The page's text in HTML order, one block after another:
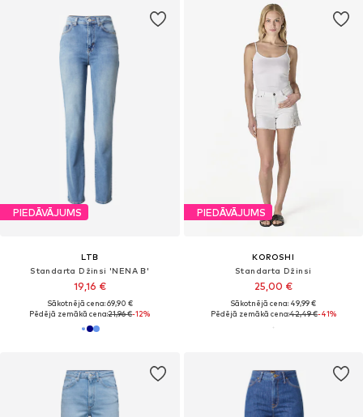
PIEDĀVĀJUMS
LTB
Standarta Džinsi 'NENA B'
19,16 €
Sākotnējā cena: 69,90 €
Pēdējā zemākā cena:21,96 €-12%
PIEDĀVĀJUMS
KOROSHI
Standarta Džinsi
25,00 €
Sākotnējā cena: 49,99 €
Pēdējā zemākā cena:42,49 €-41%